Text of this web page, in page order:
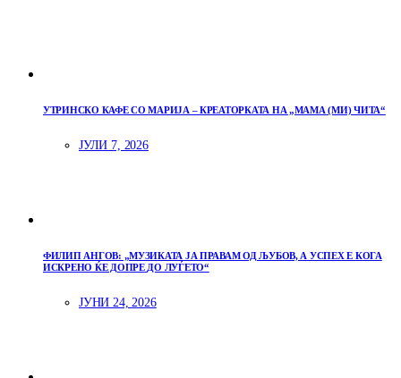
УТРИНСКО КАФЕ СО МАРИЈА – КРЕАТОРКАТА НА „МАМА (МИ) ЧИТА“
ЈУЛИ 7, 2026
ФИЛИП АНГОВ: „МУЗИКАТА ЈА ПРАВАМ ОД ЉУБОВ, А УСПЕХ Е КОГА
ИСКРЕНО ЌЕ ДОПРЕ ДО ЛУЃЕТО“
ЈУНИ 24, 2026